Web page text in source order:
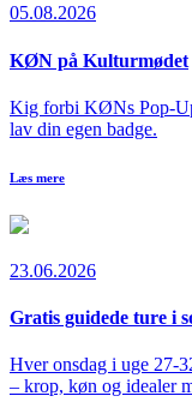
05.08.2026
KØN på Kulturmødet
Kig forbi KØNs Pop-
lav din egen badge.
Læs mere
23.06.2026
Gratis guidede ture i
Hver onsdag i uge 27-
– krop, køn og idealer